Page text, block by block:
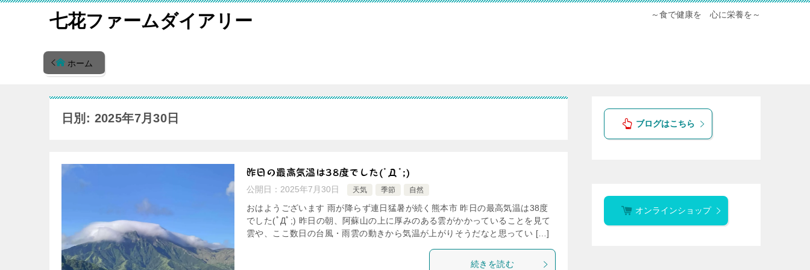
七花ファームダイアリー ～食で健康を 心に栄養を～
ホーム
日別: 2025年7月30日
昨日の最高気温は38度でした(ﾟДﾟ;)
公開日： 2025年7月30日 天気 季節 自然
おはようございます 雨が降らず連日猛暑が続く熊本市 昨日の最高気温は38度
でした(ﾟДﾟ;) 昨日の朝、阿蘇山の上に厚みのある雲がかかっていることを見て
雲や、ここ数日の台風・雨雲の動きから気温が上がりそうだなと思ってい […]
続きを読む
ブログはこちら
オンラインショップ